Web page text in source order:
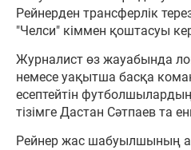
Рейнерден трансферлік
"Челси" кіммен қоштасуы
Журналист өз жауабында
немесе уақытша басқа
есептейтін
тізімге Дастан Сәтпаев та
Рейнер жас шабуылшының